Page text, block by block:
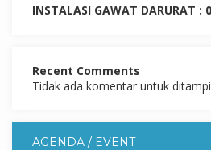
INSTALASI GAWAT DARURAT :
Recent Comments
Tidak ada komentar untuk
AGENDA / EVENT